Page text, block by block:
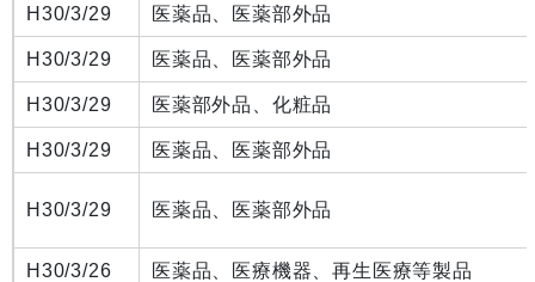
H30/3/29 医薬品、医薬部外品
H30/3/29 医薬品、医薬部外品
H30/3/29 医薬部外品、化粧品
H30/3/29 医薬品、医薬部外品
H30/3/29 医薬品、医薬部外品
H30/3/26 医薬品、医療機器、再生医療等製品